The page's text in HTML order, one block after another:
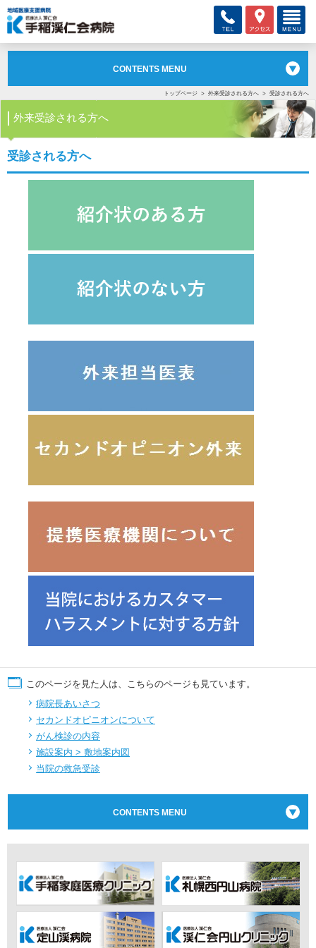
CONTENTS MENU
トップページ 外来受診される方へ 受診される方へ
外来受診される方へ
受診される方へ
このページを見た人は、こちらのページも見ています。
病院長あいさつ
セカンドオピニオンについて
がん検診の内容
施設案内 > 敷地案内図
当院の救急受診
CONTENTS MENU